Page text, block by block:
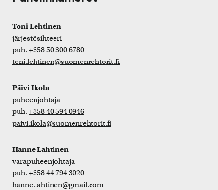
Toni Lehtinen
järjestösihteeri
puh. +358 50 300 6780
toni.lehtinen@suomenrehtorit.fi
Päivi Ikola
puheenjohtaja
puh. +358 40 594 0946
paivi.ikola@suomenrehtorit.fi
Hanne Lahtinen
varapuheenjohtaja
puh. +358 44 794 3020
hanne.lahtinen@gmail.com